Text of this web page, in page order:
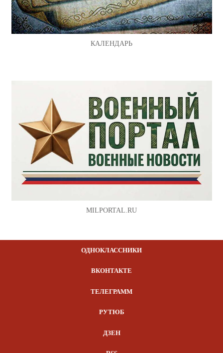
КАЛЕНДАРЬ
MILPORTAL.RU
ОДНОКЛАССНИКИ
ВКОНТАКТЕ
ТЕЛЕГРАММ
РУТЮБ
ДЗЕН